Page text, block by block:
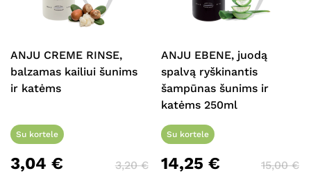
ANJU CREME RINSE,
balzamas kailiui šunims
ir katėms
Su kortele
3,04 € 3,20€
ANJU EBENE, juodą
spalvą ryškinantis
šampūnas šunims ir
katėms 250ml
Su kortele
14,25€ 15,00€